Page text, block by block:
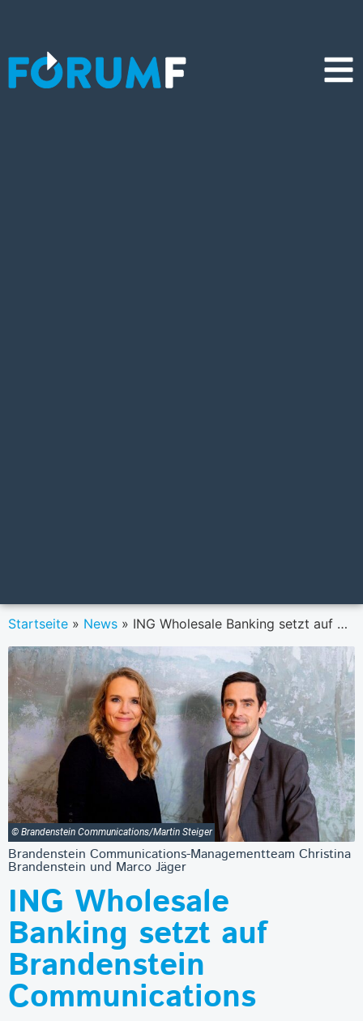
Startseite » News » ING Wholesale Banking setzt auf Brandenstein Communications
© Brandenstein Communications/Martin Steiger
Brandenstein Communications-Managementteam Christina
Brandenstein und Marco Jäger
ING Wholesale
Banking setzt auf
Brandenstein
Communications